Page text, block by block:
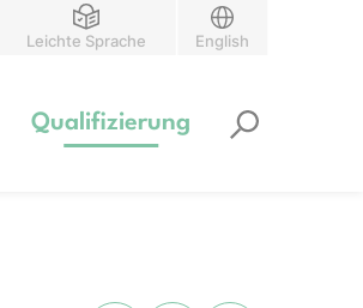
Leichte Sprache English
Qualifizierung